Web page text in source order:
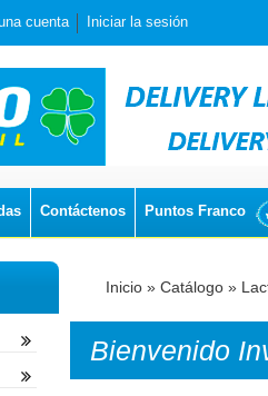
cuenta Iniciar la sesión
Contáctenos Puntos Franco
Inicio » Catálogo »
Bienvenido